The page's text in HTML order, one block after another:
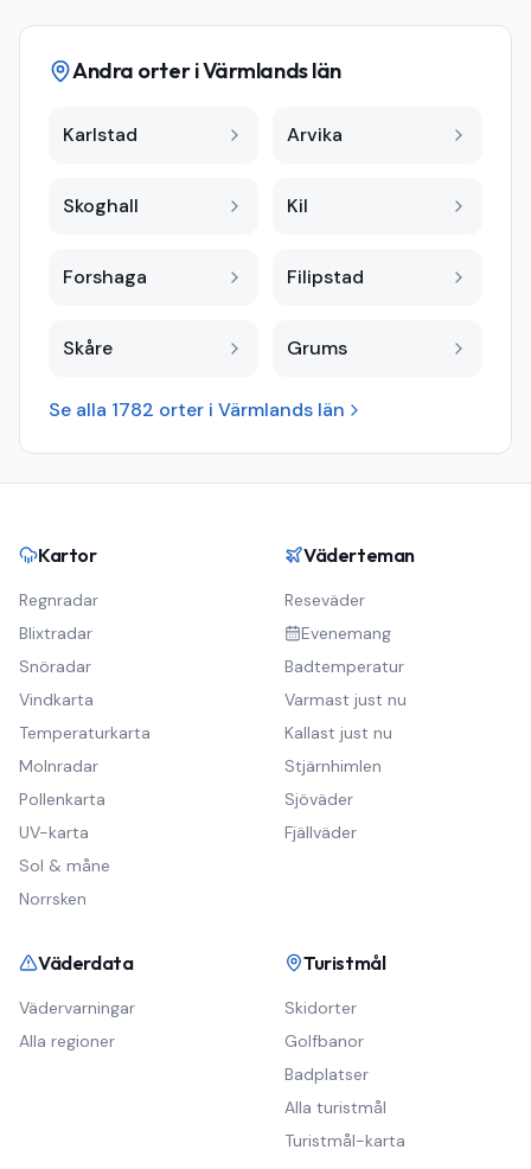
Andra orter iVärmlands län
Karlstad Arvika
Skoghall Kil
Forshaga Filipstad
Skåre Grums
Se alla 1782 orter i Värmlands län
Kartor
Regnradar
Blixtradar
Snöradar
Vindkarta
Temperaturkarta
Molnradar
Pollenkarta
UV-karta
Sol & måne
Norrsken
Väderteman
Reseväder
Evenemang
Badtemperatur
Varmast just nu
Kallast just nu
Stjärnhimlen
Sjöväder
Fjällväder
Väderdata
Vädervarningar
Alla regioner
Turistmål
Skidorter
Golfbanor
Badplatser
Alla turistmål
Turistmål-karta